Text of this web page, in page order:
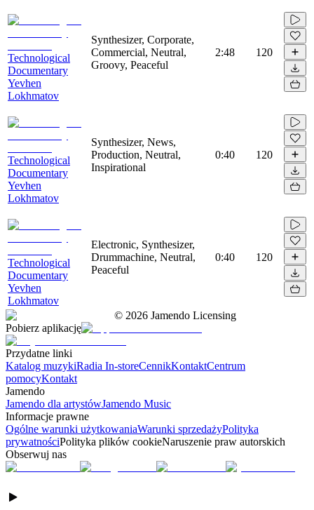
Technological
Documentary
Yevhen
Lokhmatov
Synthesizer, Corporate,
Commercial, Neutral,
Groovy, Peaceful
2:48 120
Technological
Documentary
Yevhen
Lokhmatov
Synthesizer, News,
Production, Neutral,
Inspirational
0:40 120
Technological
Documentary
Yevhen
Lokhmatov
Electronic, Synthesizer,
Drummachine, Neutral,
Peaceful
0:40 120
© 2026 Jamendo Licensing
Pobierz aplikację
Przydatne linki
Katalog muzykiRadia In-storeCennikKontaktCentrum
pomocyKontakt
Jamendo
Jamendo dla artystówJamendo Music
Informacje prawne
Ogólne warunki użytkowaniaWarunki sprzedażyPolityka
prywatnościPolityka plików cookieNaruszenie praw autorskich
Obserwuj nas